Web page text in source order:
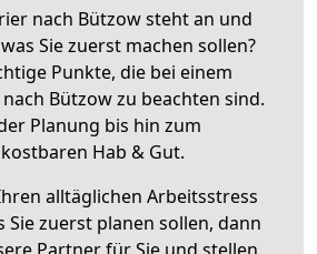
nach Bützow steht an und
Sie zuerst machen sollen?
Punkte, die bei einem
Bützow zu beachten sind.
Planung bis hin zum
Hab & Gut.
alltäglichen Arbeitsstress
Sie zuerst planen sollen, dann